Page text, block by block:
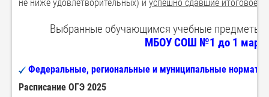
не ниже удовлетворительных) и успешно сдавшие итоговое
Выбранные обучающимся учебные предметы
МБОУ СОШ №1 до 1 марта
Федеральные, региональные и муниципальные
Расписание ОГЭ 2025